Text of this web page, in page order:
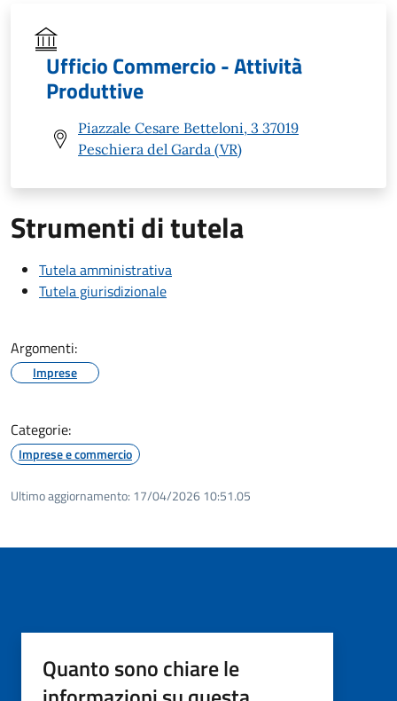
Ufficio Commercio - Attività
Produttive
Piazzale Cesare Betteloni, 3 37019
Peschiera del Garda (VR)
Strumenti di tutela
Tutela amministrativa
Tutela giurisdizionale
Argomenti:
Imprese
Categorie:
Imprese e commercio
Ultimo aggiornamento: 17/04/2026 10:51.05
Quanto sono chiare le